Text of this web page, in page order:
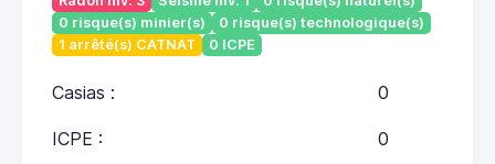
0 risque(s) minier(s)
0 risque(s) technologique(s)
1 arrêté(s) CATNAT
0 ICPE
Casias : 0
ICPE : 0